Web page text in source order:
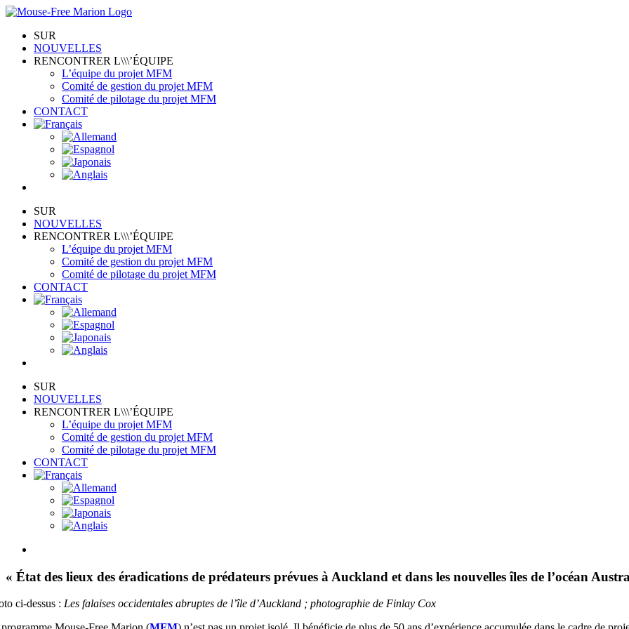
Skip
contentSUR
NOUVELLES
RENCONTRER L\\\’ÉQUIPE
L’équipe du projet MFM
Comité de gestion du projet MFM
Comité de pilotage du projet MFM
CONTACT
SUR
NOUVELLES
RENCONTRER L\\\’ÉQUIPE
L’équipe du projet MFM
Comité de gestion du projet MFM
Comité de pilotage du projet MFM
CONTACT
SUR
NOUVELLES
RENCONTRER L\\\’ÉQUIPE
L’équipe du projet MFM
Comité de gestion du projet MFM
Comité de pilotage du projet MFM
CONTACT
Image
« État des lieux des éradications de prédateurs prévues à Auckland et dans les nouvelles îles de l’océan
ci-dessus :Les falaises occidentales abruptes de l’île d’Auckland ; photographie de Finlay Cox